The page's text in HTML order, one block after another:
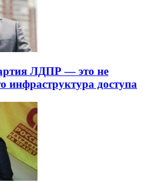
ЛДПР — это не
инфраструктура доступа